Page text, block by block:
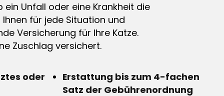
Unfall oder eine Krankheit die
für jede Situation und
Versicherung für Ihre Katze.
Zuschlag versichert.
oder
Erstattung bis zum 4-fachen
Satz der Gebührenordnung